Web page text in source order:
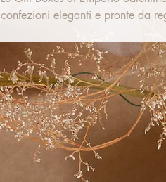
confezioni eleganti e pronte da